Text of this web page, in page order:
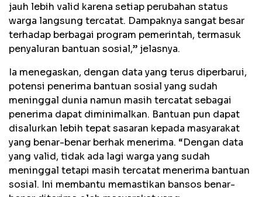
jauh lebih valid karena setiap perubahan status
warga langsung tercatat. Dampaknya sangat besar
terhadap berbagai program pemerintah, termasuk
penyaluran bantuan sosial,” jelasnya.
Ia menegaskan, dengan data yang terus diperbarui,
potensi penerima bantuan sosial yang sudah
meninggal dunia namun masih tercatat sebagai
penerima dapat diminimalkan. Bantuan pun dapat
disalurkan lebih tepat sasaran kepada masyarakat
yang benar-benar berhak menerima. “Dengan data
yang valid, tidak ada lagi warga yang sudah
meninggal tetapi masih tercatat menerima bantuan
sosial. Ini membantu memastikan bansos benar-